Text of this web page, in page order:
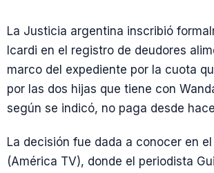
La Justicia argentina inscribió
Icardi en el registro de deudores
marco del expediente por la cuota
por las dos hijas que tiene con
según se indicó, no paga desde
La decisión fue dada a conocer en
(América TV), donde el periodista